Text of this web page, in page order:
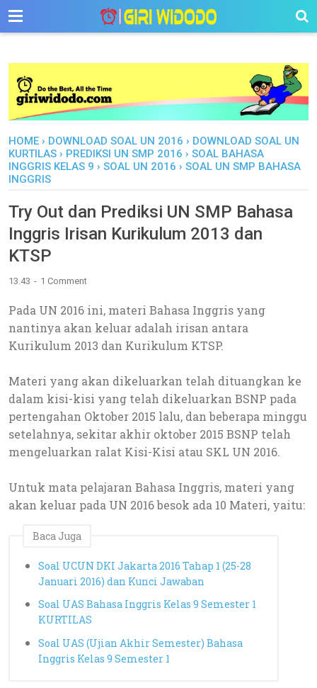
-->
HOME › DOWNLOAD SOAL UN 2016 › DOWNLOAD SOAL UN
KURTILAS › PREDIKSI UN SMP 2016 › SOAL BAHASA
INGGRIS KELAS 9 › SOAL UN 2016 › SOAL UN SMP BAHASA
INGGRIS
Try Out dan Prediksi UN SMP Bahasa
Inggris Irisan Kurikulum 2013 dan
KTSP
13.43 1 Comment
Pada UN 2016 ini, materi Bahasa Inggris yang
nantinya akan keluar adalah irisan antara
Kurikulum 2013 dan Kurikulum KTSP.
Materi yang akan dikeluarkan telah dituangkan ke
dalam kisi-kisi yang telah dikeluarkan BSNP pada
pertengahan Oktober 2015 lalu, dan beberapa minggu
setelahnya, sekitar akhir oktober 2015 BSNP telah
mengeluarkan ralat Kisi-Kisi atau SKL UN 2016.
Untuk mata pelajaran Bahasa Inggris, materi yang
akan keluar pada UN 2016 besok ada 10 Materi, yaitu:
Baca Juga
Soal UCUN DKI Jakarta 2016 Tahap 1 (25-28
Januari 2016) dan Kunci Jawaban
Soal UAS Bahasa Inggris Kelas 9 Semester 1
KURTILAS
Soal UAS (Ujian Akhir Semester) Bahasa
Inggris Kelas 9 Semester 1